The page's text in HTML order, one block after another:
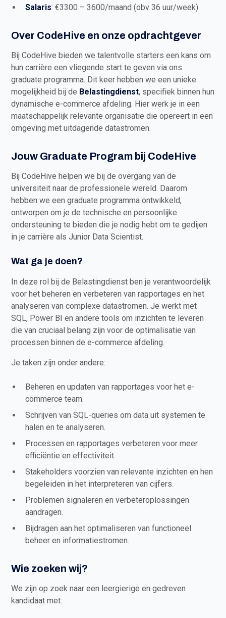
Salaris: €3300 – 3600/maand (obv 36 uur/week)
Over CodeHive en onze opdrachtgever
Bij CodeHive bieden we talentvolle starters een kans om
hun carrière een vliegende start te geven via ons
graduate programma. Dit keer hebben we een unieke
mogelijkheid bij de Belastingdienst, specifiek binnen hun
dynamische e-commerce afdeling. Hier werk je in een
maatschappelijk relevante organisatie die opereert in een
omgeving met uitdagende datastromen.
Jouw Graduate Program bij CodeHive
Bij CodeHive helpen we bij de overgang van de
universiteit naar de professionele wereld. Daarom
hebben we een graduate programma ontwikkeld,
ontworpen om je de technische en persoonlijke
ondersteuning te bieden die je nodig hebt om te gedijen
in je carrière als Junior Data Scientist.
Wat ga je doen?
In deze rol bij de Belastingdienst ben je verantwoordelijk
voor het beheren en verbeteren van rapportages en het
analyseren van complexe datastromen. Je werkt met
SQL, Power BI en andere tools om inzichten te leveren
die van cruciaal belang zijn voor de optimalisatie van
processen binnen de e-commerce afdeling.
Je taken zijn onder andere:
Beheren en updaten van rapportages voor het e-
commerce team.
Schrijven van SQL-queries om data uit systemen te
halen en te analyseren.
Processen en rapportages verbeteren voor meer
efficiëntie en effectiviteit.
Stakeholders voorzien van relevante inzichten en hen
begeleiden in het interpreteren van cijfers.
Problemen signaleren en verbeteroplossingen
aandragen.
Bijdragen aan het optimaliseren van functioneel
beheer en informatiestromen.
Wie zoeken wij?
We zijn op zoek naar een leergierige en gedreven
kandidaat met: